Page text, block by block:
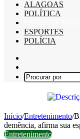
ALAGOAS
POLÍTICA
ESPORTES
POLÍCIA
skin
Início/Entretenimento/
demência, afirma sua
Entretenimento